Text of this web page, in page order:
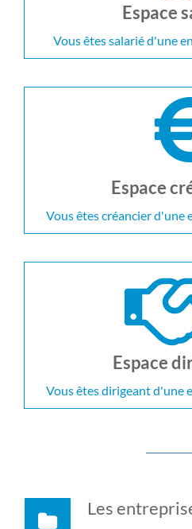
Espace
Vous êtes salarié d'une
Espace
Vous êtes créancier
Espace
Vous êtes dirigeant d'une
Les